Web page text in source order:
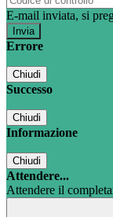
E-mail inviata, si
Errore
Chiudi
Successo
Chiudi
Informazione
Chiudi
Attendere...
Attendere il